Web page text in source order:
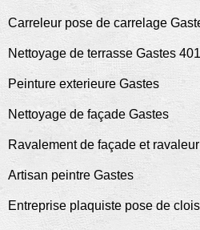
Carreleur pose de carrelage
Nettoyage de terrasse Gastes
Peinture exterieure Gastes
Nettoyage de façade Gastes
Ravalement de façade et
Artisan peintre Gastes
Entreprise plaquiste pose de